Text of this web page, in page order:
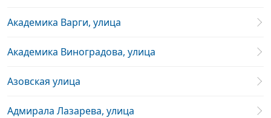
Академика Варги, улица
Академика Виноградова, улица
Азовская улица
Адмирала Лазарева, улица